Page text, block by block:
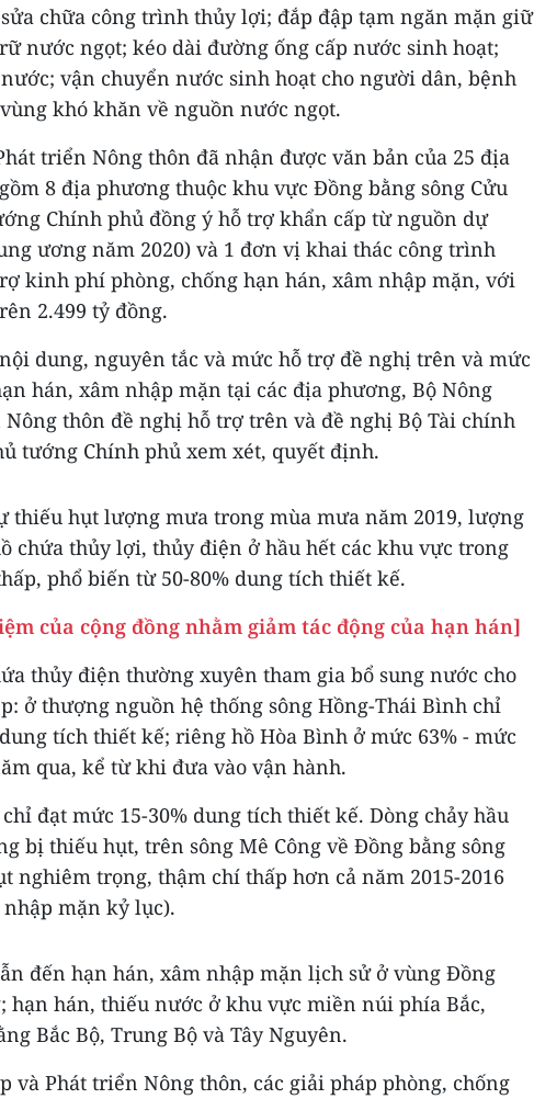
chữa công trình thủy lợi; đắp đập tạm ngăn mặn giữ
nước ngọt; kéo dài đường ống cấp nước sinh hoạt;
vận chuyển nước sinh hoạt cho người dân, bệnh
khó khăn về nguồn nước ngọt.
triển Nông thôn đã nhận được văn bản của 25 địa
8 địa phương thuộc khu vực Đồng bằng sông Cửu
Chính phủ đồng ý hỗ trợ khẩn cấp từ nguồn dự
ương năm 2020) và 1 đơn vị khai thác công trình
kinh phí phòng, chống hạn hán, xâm nhập mặn, với
2.499 tỷ đồng.
dung, nguyên tắc và mức hỗ trợ đề nghị trên và mức
hán, xâm nhập mặn tại các địa phương, Bộ Nông
thôn đề nghị hỗ trợ trên và đề nghị Bộ Tài chính
tướng Chính phủ xem xét, quyết định.
thiếu hụt lượng mưa trong mùa mưa năm 2019, lượng
chứa thủy lợi, thủy điện ở hầu hết các khu vực trong
phổ biến từ 50-80% dung tích thiết kế.
của cộng đồng nhằm giảm tác động của hạn hán]
thủy điện thường xuyên tham gia bổ sung nước cho
ở thượng nguồn hệ thống sông Hồng-Thái Bình chỉ
tích thiết kế; riêng hồ Hòa Bình ở mức 63% - mức
qua, kể từ khi đưa vào vận hành.
đạt mức 15-30% dung tích thiết kế. Dòng chảy hầu
bị thiếu hụt, trên sông Mê Công về Đồng bằng sông
nghiêm trọng, thậm chí thấp hơn cả năm 2015-2016
mặn kỷ lục).
đến hạn hán, xâm nhập mặn lịch sử ở vùng Đồng
hạn hán, thiếu nước ở khu vực miền núi phía Bắc,
Bắc Bộ, Trung Bộ và Tây Nguyên.
và Phát triển Nông thôn, các giải pháp phòng, chống